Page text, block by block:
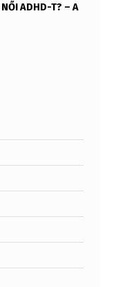
ADHD-T? – A